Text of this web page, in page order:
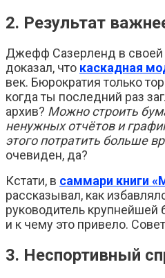
2. Результат
Джефф Сазерленд в своей
доказал, что каскадная
век. Бюрократия только
когда ты последний раз
архив? Можно строить
ненужных отчётов и
этого потратить больше
очевиден, да?
Кстати, в саммари книги
рассказывал, как
руководитель крупнейшей
и к чему это привело.
3. Неспортивный